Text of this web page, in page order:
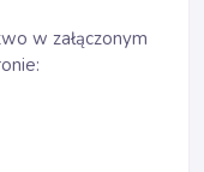
w załączonym